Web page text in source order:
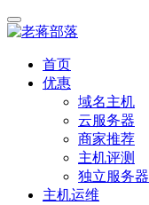
首页
优惠
域名主机
云服务器
商家推荐
主机评测
独立服务器
主机运维